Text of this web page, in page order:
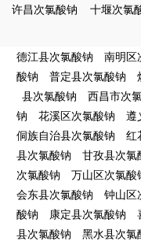
许昌次氯酸钠
十堰次氯
德江县次氯酸钠 南明区
酸钠
普定县次氯酸钠
县次氯酸钠
西昌市次
钠
花溪区次氯酸钠 遵
侗族自治县次氯酸钠
红
县次氯酸钠
甘孜县次氯
次氯酸钠
万山区次氯酸
会东县次氯酸钠
钟山区
酸钠
康定县次氯酸钠
县次氯酸钠
黑水县次氯